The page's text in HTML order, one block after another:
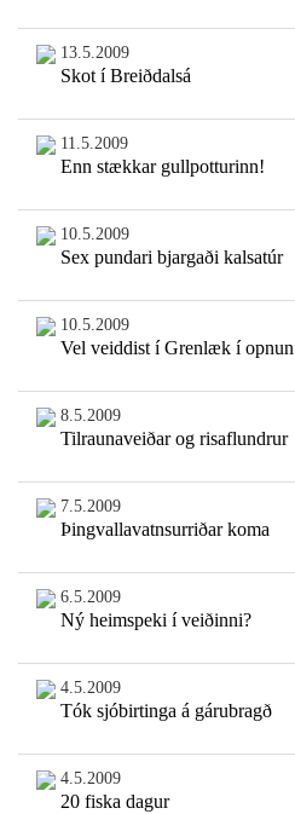
13.5.2009
Skot í Breiðdalsá
11.5.2009
Enn stækkar gullpotturinn!
10.5.2009
Sex pundari bjargaði kalsatúr
10.5.2009
Vel veiddist í Grenlæk í opnun
8.5.2009
Tilraunaveiðar og risaflundrur
7.5.2009
Þingvallavatnsurriðar koma
6.5.2009
Ný heimspeki í veiðinni?
4.5.2009
Tók sjóbirtinga á gárubragð
4.5.2009
20 fiska dagur